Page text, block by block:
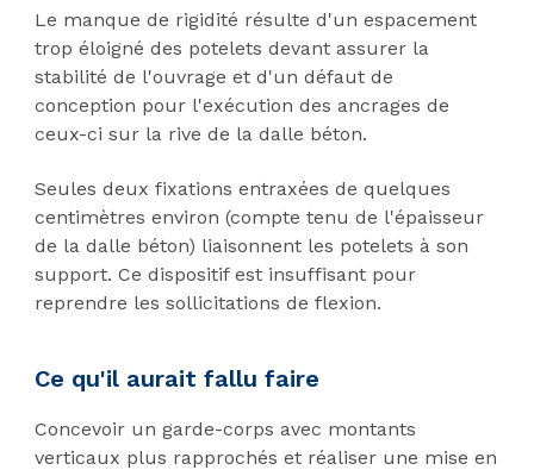
Le manque de rigidité résulte d'un espacement
trop éloigné des potelets devant assurer la
stabilité de l'ouvrage et d'un défaut de
conception pour l'exécution des ancrages de
ceux-ci sur la rive de la dalle béton.
Seules deux fixations entraxées de quelques
centimètres environ (compte tenu de l'épaisseur
de la dalle béton) liaisonnent les potelets à son
support. Ce dispositif est insuffisant pour
reprendre les sollicitations de flexion.
Ce qu'il aurait fallu faire
Concevoir un garde-corps avec montants
verticaux plus rapprochés et réaliser une mise en